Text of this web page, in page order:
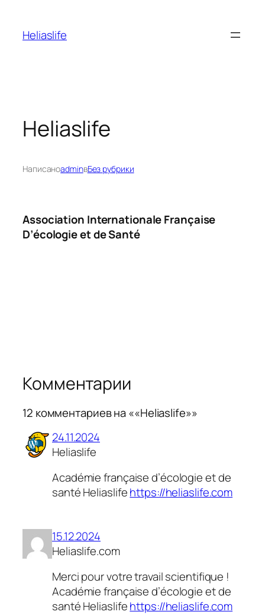
содержимому
Heliaslife
Heliaslife
НаписаноadminвБез рубрики
Association Internationale Française
D’écologie et de Santé
Комментарии
12 комментариев на ««Heliaslife»»
24.11.2024
Heliaslife
Académie française d’écologie et de
santé Heliaslifehttps://heliaslife.com
15.12.2024
Heliaslife.com
Merci pour votre travail scientifique !
Académie française d’écologie et de
santé Heliaslifehttps://heliaslife.com